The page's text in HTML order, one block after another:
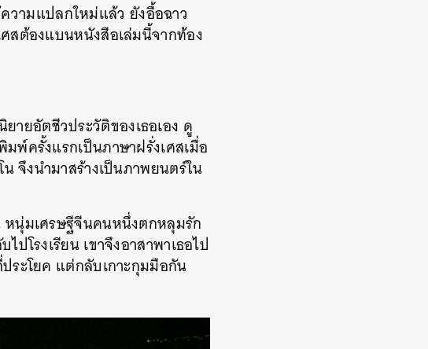
วามแปลกใหม่แล้ว ยังอื้อฉาว
สต้องแบนหนังสือเล่มนี้จากท้อง
ายอัตชีวประวัติของเธอเอง ดู
พ์ครั้งแรกเป็นภาษาฝรั่งเศสเมื่อ
จึงนำมาสร้างเป็นภาพยนตร์ใน
หนุ่มเศรษฐีจีนคนหนึ่งตกหลุมรัก
ปโรงเรียน เขาจึงอาสาพาเธอไป
ระโยค แต่กลับเกาะกุมมือกัน